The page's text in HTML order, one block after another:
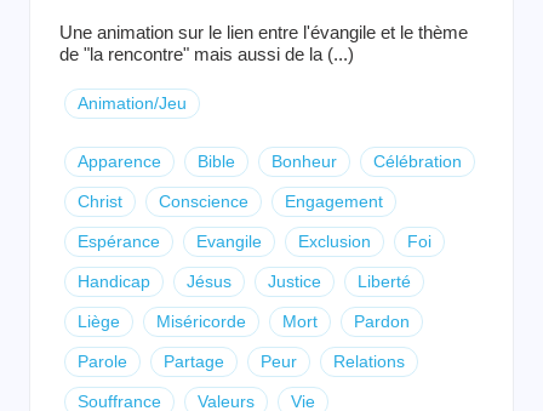
Une animation sur le lien entre l'évangile et le thème
de "la rencontre" mais aussi de la (...)
Animation/Jeu
Apparence Bible Bonheur Célébration
Christ Conscience Engagement
Espérance Evangile Exclusion Foi
Handicap Jésus Justice Liberté
Liège Miséricorde Mort Pardon
Parole Partage Peur Relations
Souffrance Valeurs Vie